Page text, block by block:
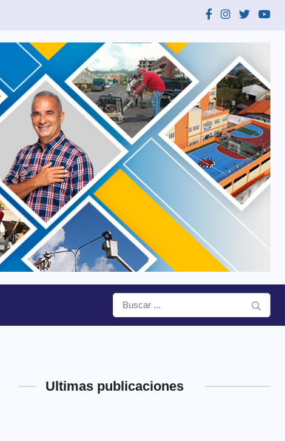
Ultimas publicaciones